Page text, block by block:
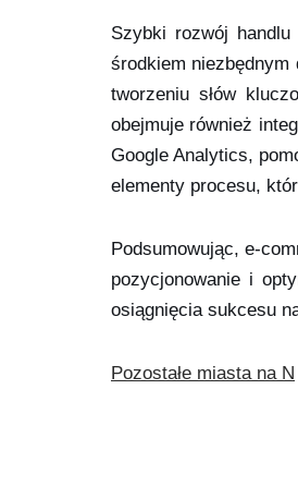
Szybki rozwój
środkiem niezbędnym
tworzeniu słów
obejmuje również
Google Analytics,
elementy procesu,
Podsumowując, e-
pozycjonowanie i
osiągnięcia sukcesu
Pozostałe miasta na N